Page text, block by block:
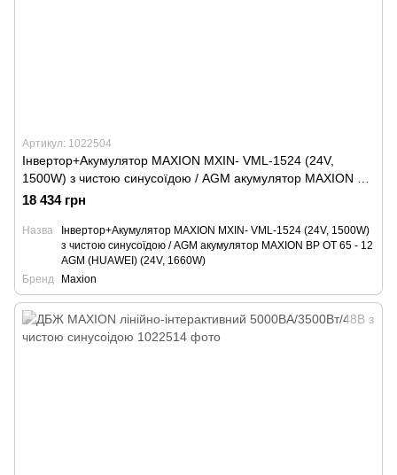
Артикул: 1022504
Інвертор+Акумулятор MAXION MXIN- VML-1524 (24V,
1500W) з чистою синусоїдою / AGM акумулятор MAXION BP
OT 65 - 12 AGM (HUAWEI) (24V, 1660W)
18 434 грн
Назва
Інвертор+Акумулятор MAXION MXIN- VML-1524 (24V, 1500W)
з чистою синусоїдою / AGM акумулятор MAXION BP OT 65 - 12
AGM (HUAWEI) (24V, 1660W)
Бренд
Maxion